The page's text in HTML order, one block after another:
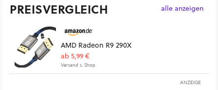
PREISVERGLEICH alle anzeigen
AMD Radeon R9 290X
ab 5,99 €
Versand s. Shop
ANZEIGE